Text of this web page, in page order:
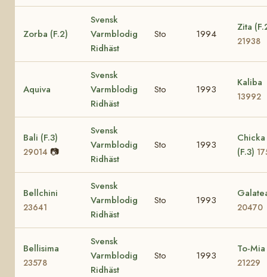
Zorba (F.2)
Svensk
Varmblodig
Ridhäst
Sto 1994
Zita
21938
Aquiva
Svensk
Varmblodig
Ridhäst
Sto 1993
Kaliba
13992
Bali (F.3)
29014 📷
Svensk
Varmblodig
Ridhäst
Sto 1993
Chicka
(F.3)
Bellchini
23641
Svensk
Varmblodig
Ridhäst
Sto 1993
20470
Bellisima
23578
Svensk
Varmblodig
Ridhäst
Sto 1993
To-Mia
21229